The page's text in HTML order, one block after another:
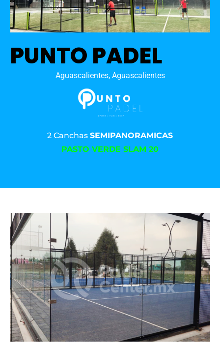
PUNTO PADEL
Aguascalientes, Aguascalientes
2 Canchas SEMIPANORAMICAS
PASTO VERDE SLAM 20